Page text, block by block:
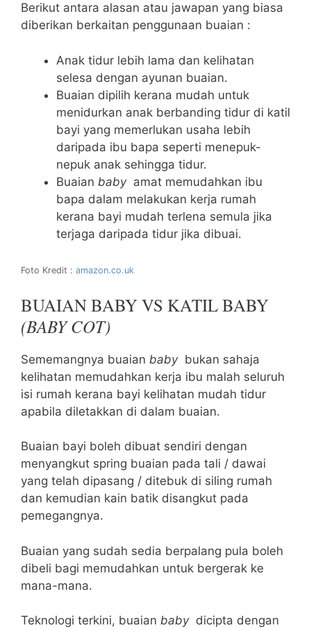
Berikut antara alasan atau jawapan yang biasa
diberikan berkaitan penggunaan buaian :
Anak tidur lebih lama dan kelihatan
selesa dengan ayunan buaian.
Buaian dipilih kerana mudah untuk
menidurkan anak berbanding tidur di katil
bayi yang memerlukan usaha lebih
daripada ibu bapa seperti menepuk-
nepuk anak sehingga tidur.
Buaian baby amat memudahkan ibu
bapa dalam melakukan kerja rumah
kerana bayi mudah terlena semula jika
terjaga daripada tidur jika dibuai.
Foto Kredit : amazon.co.uk
BUAIAN BABY VS KATIL BABY
(BABY COT)
Sememangnya buaian baby bukan sahaja
kelihatan memudahkan kerja ibu malah seluruh
isi rumah kerana bayi kelihatan mudah tidur
apabila diletakkan di dalam buaian.
Buaian bayi boleh dibuat sendiri dengan
menyangkut spring buaian pada tali / dawai
yang telah dipasang / ditebuk di siling rumah
dan kemudian kain batik disangkut pada
pemegangnya.
Buaian yang sudah sedia berpalang pula boleh
dibeli bagi memudahkan untuk bergerak ke
mana-mana.
Teknologi terkini, buaian baby dicipta dengan